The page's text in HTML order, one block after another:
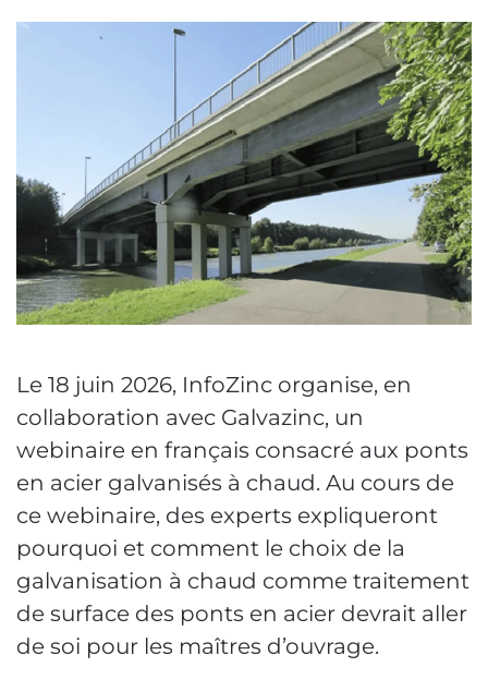
Le 18 juin 2026, InfoZinc organise, en
collaboration avec Galvazinc, un
webinaire en français consacré aux ponts
en acier galvanisés à chaud. Au cours de
ce webinaire, des experts expliqueront
pourquoi et comment le choix de la
galvanisation à chaud comme traitement
de surface des ponts en acier devrait aller
de soi pour les maîtres d’ouvrage.